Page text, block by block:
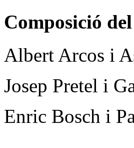
Composició
Albert Arcos i
Josep Pretel i
Enric Bosch i